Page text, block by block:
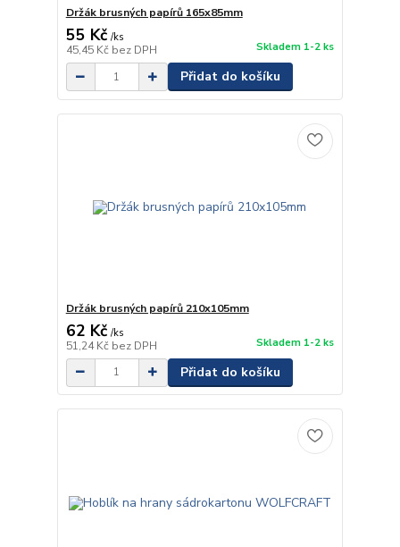
Držák brusných papírů 165x85mm
55 Kč /ks
45,45 Kč bez DPH Skladem 1-2 ks
Přidat do košíku
Držák brusných papírů 210x105mm
62 Kč /ks
51,24 Kč bez DPH Skladem 1-2 ks
Přidat do košíku